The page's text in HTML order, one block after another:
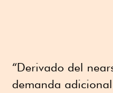
“Derivado del
demanda